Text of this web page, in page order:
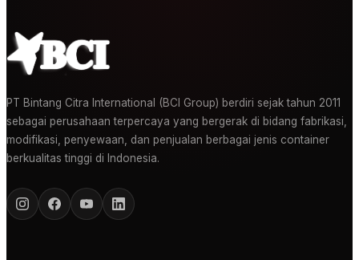
PT Bintang Citra International (BCI Group) berdiri sejak tahun 2011
sebagai perusahaan terpercaya yang bergerak di bidang fabrikasi,
modifikasi, penyewaan, dan penjualan berbagai jenis container
berkualitas tinggi di Indonesia.